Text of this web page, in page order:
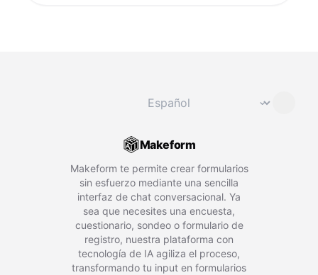
⌄
Makeform
Makeform te permite crear formularios
sin esfuerzo mediante una sencilla
interfaz de chat conversacional. Ya
sea que necesites una encuesta,
cuestionario, sondeo o formulario de
registro, nuestra plataforma con
tecnología de IA agiliza el proceso,
transformando tu input en formularios